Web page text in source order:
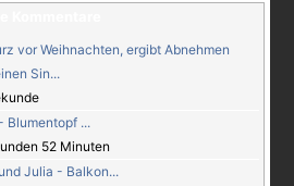
vor Weihnachten, ergibt Abnehmen
Sin...
Blumentopf ...
52 Minuten
Julia - Balkon...